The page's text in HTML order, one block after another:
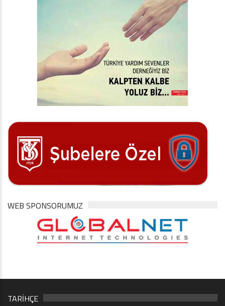
WEB SPONSORUMUZ
TARİHÇE